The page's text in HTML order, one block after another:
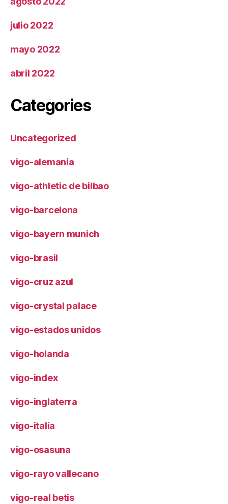
julio 2022
mayo 2022
abril 2022
Categories
Uncategorized
vigo-alemania
vigo-athletic de bilbao
vigo-barcelona
vigo-bayern munich
vigo-brasil
vigo-cruz azul
vigo-crystal palace
vigo-estados unidos
vigo-holanda
vigo-index
vigo-inglaterra
vigo-italia
vigo-osasuna
vigo-rayo vallecano
vigo-real betis